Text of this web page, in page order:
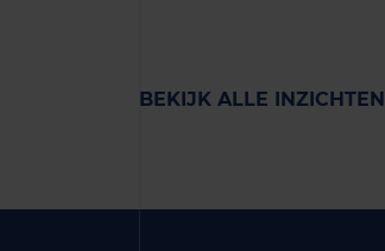
BEKIJK ALLE INZICHTEN